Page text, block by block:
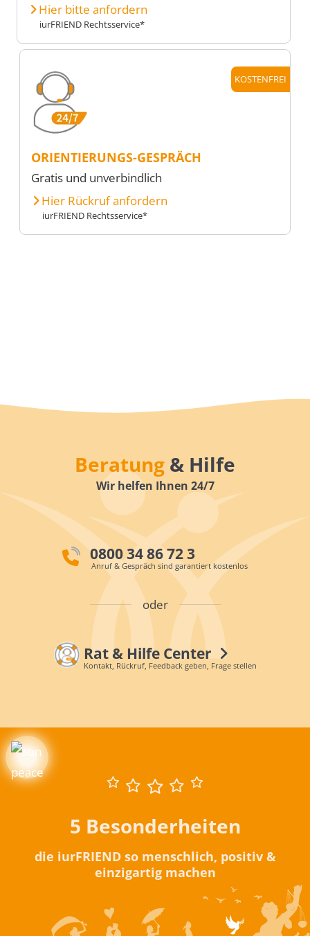
Hier bitte anfordern
iurFRIEND Rechtsservice*
KOSTENFREI
ORIENTIERUNGS-GESPRÄCH
Gratis und unverbindlich
Hier Rückruf anfordern
iurFRIEND Rechtsservice*
Beratung & Hilfe
Wir helfen Ihnen 24/7
0800 34 86 72 3
Anruf & Gespräch sind garantiert kostenlos
oder
Rat & Hilfe Center
Kontakt, Rückruf, Feedback geben, Frage stellen
5 Besonderheiten
die iurFRIEND so menschlich, positiv &
einzigartig machen